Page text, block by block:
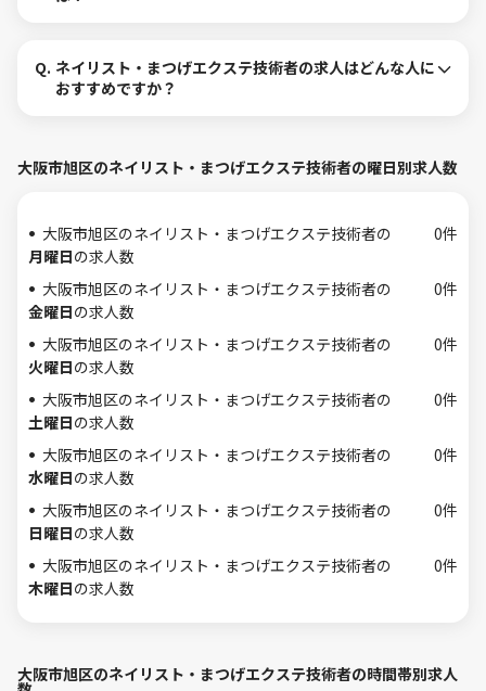
Q. ネイリスト・まつげエクステ技術者の求人はどんな人に
おすすめですか？
大阪市旭区のネイリスト・まつげエクステ技術者の曜日別求人数
大阪市旭区のネイリスト・まつげエクステ技術者の
月曜日の求人数
0件
大阪市旭区のネイリスト・まつげエクステ技術者の
金曜日の求人数
0件
大阪市旭区のネイリスト・まつげエクステ技術者の
火曜日の求人数
0件
大阪市旭区のネイリスト・まつげエクステ技術者の
土曜日の求人数
0件
大阪市旭区のネイリスト・まつげエクステ技術者の
水曜日の求人数
0件
大阪市旭区のネイリスト・まつげエクステ技術者の
日曜日の求人数
0件
大阪市旭区のネイリスト・まつげエクステ技術者の
木曜日の求人数
0件
大阪市旭区のネイリスト・まつげエクステ技術者の時間帯別求人